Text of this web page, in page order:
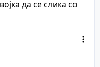
да се слика со